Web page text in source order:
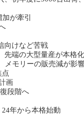
が牽引
向けなど苦戦
先端の大型量産が本格化
メモリーの販売減が影
点
画
段階へ
年から本格始動